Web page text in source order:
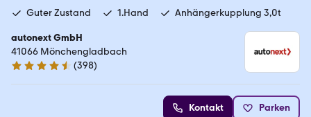
Guter Zustand
1.Hand Anhängerkupplung 3,0t
autonext GmbH
41066 Mönchengladbach
4.7 Sterne
(398)
Kontakt Parken